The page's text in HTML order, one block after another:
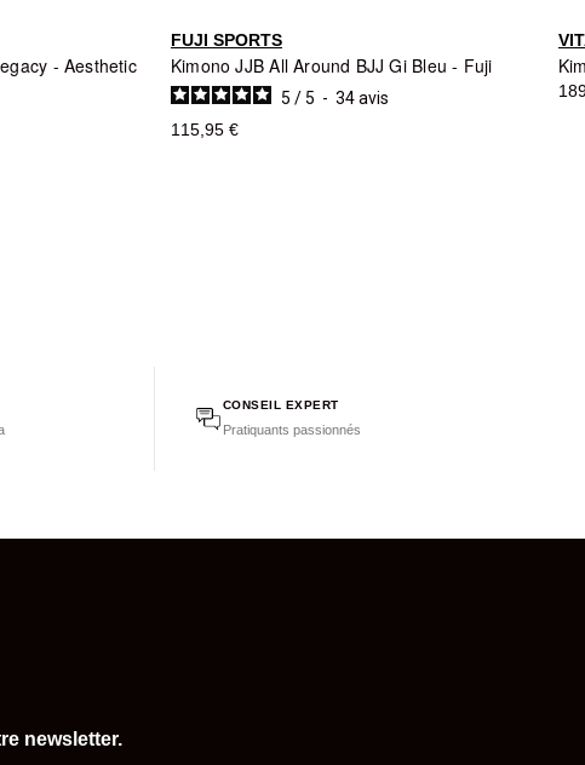
- Aesthetic
FUJI SPORTS
Kimono JJB All Around BJJ Gi Bleu - Fuji
5 /5 - 34avis
115,95 €
CONSEIL EXPERT
Pratiquants passionnés
newsletter.